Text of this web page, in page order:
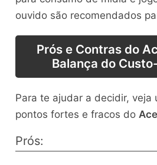
ouvido são recomendados
Prós e Contras do
Balança do
Para te ajudar a decidir, veja
pontos fortes e fracos do
Prós: